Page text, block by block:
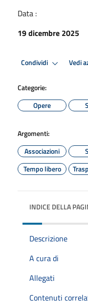
Data :
19 dicembre 2025
Condividi Vedi
Categorie:
Opere
Argomenti:
Associazioni
Tempo libero
INDICE DELLA
Descrizione
A cura di
Allegati
Contenuti